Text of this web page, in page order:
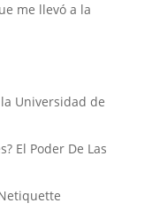
me llevó a la
Universidad de
El Poder De Las